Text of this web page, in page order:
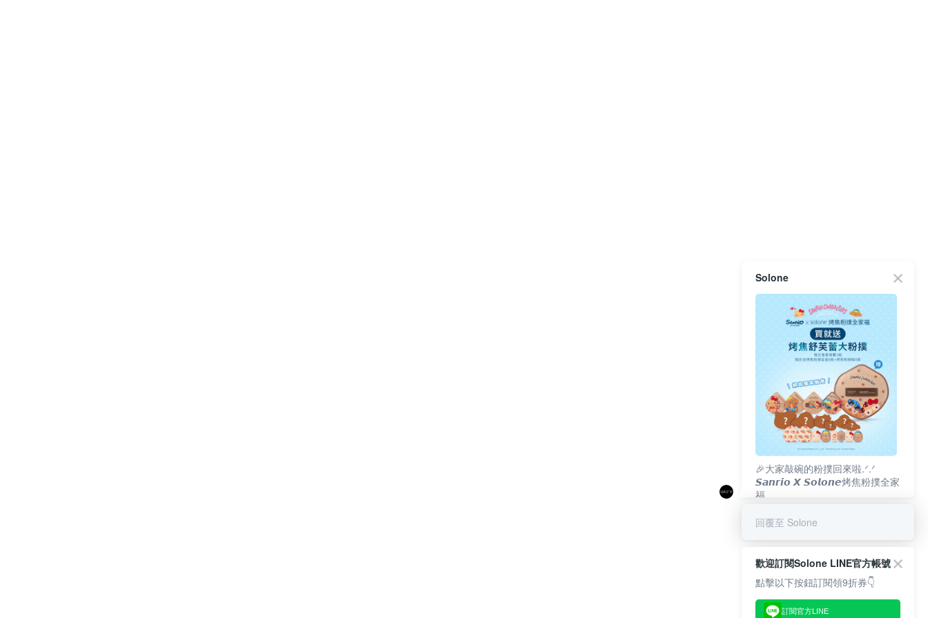
Solone
🎉大家敲碗的粉撲回來啦.ᐟ‪‪.ᐟ
𝙎𝙖𝙣𝙧𝙞𝙤 𝙓 𝙎𝙤𝙡𝙤𝙣𝙚烤焦粉撲全家
福
回覆至 Solone
歡迎訂閱Solone LINE官方帳號
點擊以下按鈕訂閱領9折券👇
訂閱官方LINE